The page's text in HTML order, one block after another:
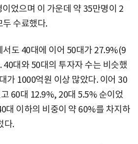
었으며 이 가운데 약 35만명이 2
수료했다.
서도 40대에 이어 50대가 27.9%(9
40대와 50대의 투자자 수는 비슷했
가 1000억원 이상 많았다. 이어 30
60대 12.9%, 20대 5.5% 순이었
대 이하의 비중이 약 60%를 차지하
다.